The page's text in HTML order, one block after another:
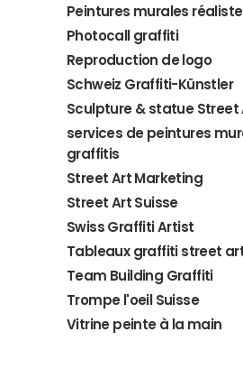
Peintures murales
Photocall graffiti
Reproduction de logo
Schweiz Graffiti-Künstler
Sculpture & statue Street
services de peintures
graffitis
Street Art Marketing
Street Art Suisse
Swiss Graffiti Artist
Tableaux graffiti street
Team Building Graffiti
Trompe l'oeil Suisse
Vitrine peinte à la main